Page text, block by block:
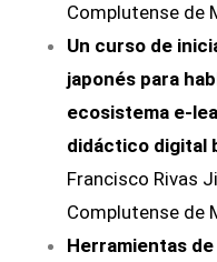
Complutense de
Un curso de
japonés para
ecosistema e-
didáctico digital
Francisco Rivas
Complutense de
Herramientas